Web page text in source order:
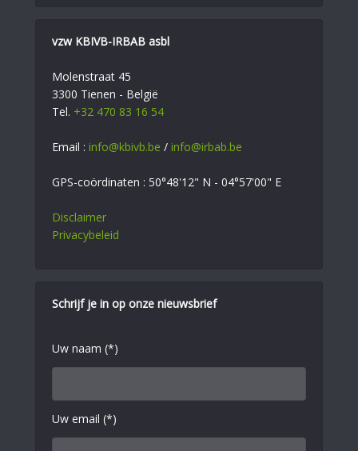
vzw KBIVB-IRBAB asbl
Molenstraat 45
3300 Tienen - België
Tel. +32 470 83 16 54
Email : info@kbivb.be / info@irbab.be
GPS-coördinaten : 50°48'12" N - 04°57'00" E
Disclaimer
Privacybeleid
Schrijf je in op onze nieuwsbrief
Uw naam (*)
Uw email (*)